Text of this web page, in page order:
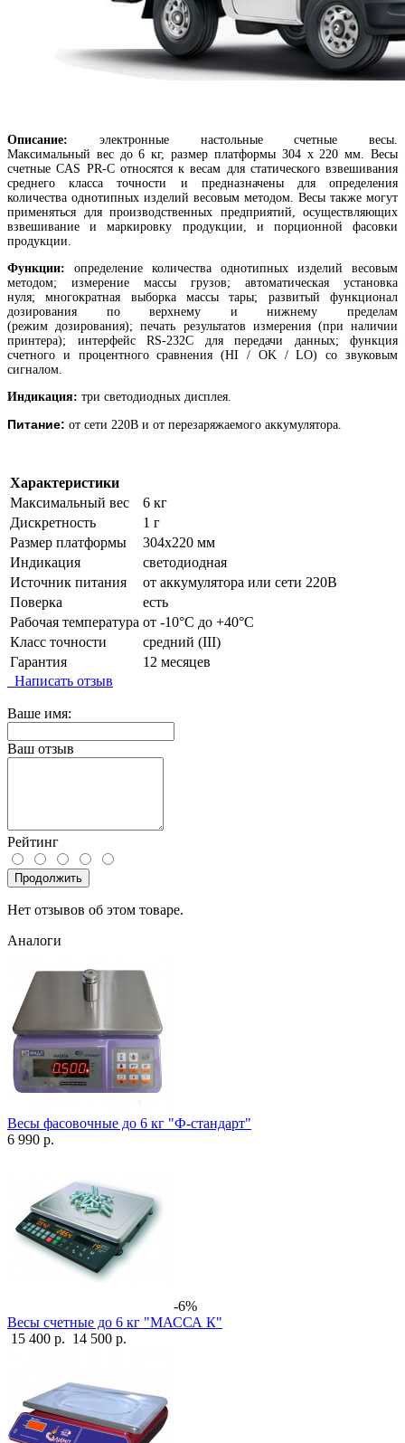
Описание:
электронные настольные счетные весы.
Максимальный вес до 6 кг, размер платформы 304 х 220 мм. Весы
счетные CAS PR-C относятся к весам для статического взвешивания
среднего класса точности и предназначены для определения
количества однотипных изделий весовым методом. Весы также могут
применяться для производственных предприятий, осуществляющих
взвешивание и маркировку продукции, и порционной фасовки
продукции.
Функции:
определение количества однотипных изделий весовым
методом; измерение массы грузов; автоматическая установка
нуля; многократная выборка массы тары; развитый функционал
дозирования по верхнему и нижнему пределам
(режим дозирования); печать результатов измерения (при наличии
принтера); интерфейс RS-232C для передачи данных; функция
счетного и процентного сравнения (HI / OK / LO) со звуковым
сигналом.
Индикация: три светодиодных дисплея.
Питание: от сети 220В и от перезаряжаемого аккумулятора.
Характеристики
Максимальный вес
6 кг
Дискретность
1 г
Размер платформы
304х220 мм
Индикация
светодиодная
Источник питания
от аккумулятора или сети 220В
Поверка
есть
Рабочая температура от -10°C до +40°C
Класс точности
средний (III)
Гарантия
12 месяцев
Написать отзыв
Ваше имя:
Ваш отзыв
Рейтинг
Продолжить
Нет отзывов об этом товаре.
Аналоги
Весы фасовочные до 6 кг "Ф-стандарт"
6 990 р.
-6%
Весы счетные до 6 кг "МАССА К"
15 400 р. 14 500 р.